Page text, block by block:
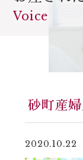
Voice
砂町産
2020.10.22